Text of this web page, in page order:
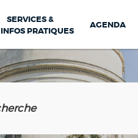
SERVICES &
INFOS PRATIQUES
AGENDA